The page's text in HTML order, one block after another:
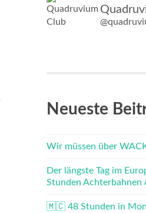
Neueste
Wir müssen über
Der längste Tag im
Stunden Achterbahnen
🇲🇨 48 Stunden in